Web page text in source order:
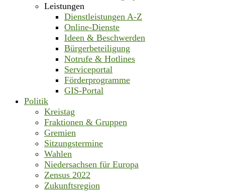
Leistungen
Dienstleistungen A-Z
Online-Dienste
Ideen & Beschwerden
Bürgerbeteiligung
Notrufe & Hotlines
Serviceportal
Förderprogramme
GIS-Portal
Politik
Kreistag
Fraktionen & Gruppen
Gremien
Sitzungstermine
Wahlen
Niedersachsen für Europa
Zensus 2022
Zukunftsregion